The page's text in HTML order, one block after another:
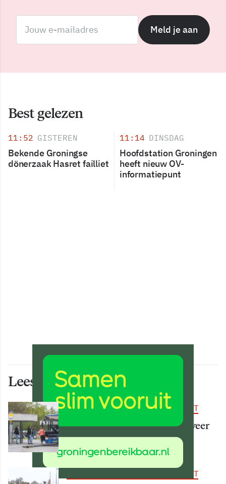
Meld je aan
Best gelezen
11:52 GISTEREN
Bekende Groningse
dönerzaak Hasret failliet
11:14 DINSDAG
Hoofdstation Groningen
heeft nieuw OV-
informatiepunt
Lees ook deze artikelen
BEREIKBAARHEID & MOBILITEIT
Vanaf 15 augustus rijden er weer
meer bussen
BEREIKBAARHEID & MOBILITEIT